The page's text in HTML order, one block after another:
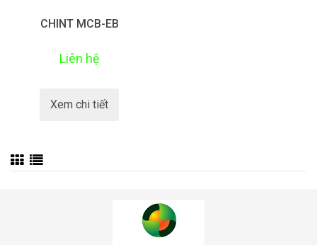
CHINT MCB-EB
Liên hệ
Xem chi tiết